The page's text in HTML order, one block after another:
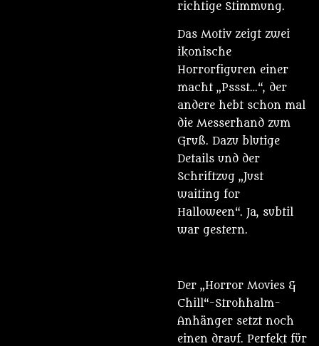
richtige Stimmung.
Das Motiv zeigt zwei
ikonische
Horrorfiguren einer
macht „Pssst…“, der
andere hebt schon mal
die Messerhand zum
Gruß. Dazu blutige
Details und der
Schriftzug „Just
waiting for
Halloween“. Ja, subtil
war gestern.
Der „Horror Movies &
Chill“-Strohhalm-
Anhänger setzt noch
einen drauf. Perfekt für